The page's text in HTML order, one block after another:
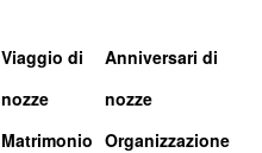
Viaggio di
nozze
Matrimonio
Anniversari di
nozze
Organizzazione